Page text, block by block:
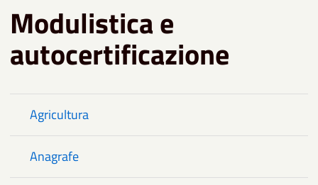
Modulistica e
autocertificazione
Agricultura
Anagrafe